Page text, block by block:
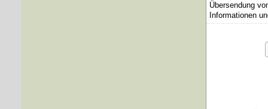
Übersendung
Informationen